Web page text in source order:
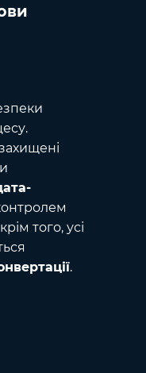
того, усі
.